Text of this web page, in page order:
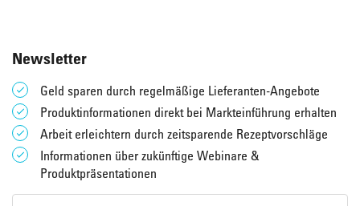
Newsletter
Geld sparen durch regelmäßige Lieferanten-Angebote
Produktinformationen direkt bei Markteinführung erhalten
Arbeit erleichtern durch zeitsparende Rezeptvorschläge
Informationen über zukünftige Webinare &
Produktpräsentationen